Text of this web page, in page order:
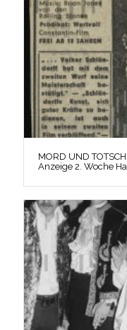
MORD UND
Anzeige 2. Woche